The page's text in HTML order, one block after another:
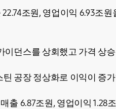
조원, 영업이익 6.93조
이던스를 상회했고 가격 상
공장 정상화로 이익이 증
출 6.87조원, 영업이익 1.28